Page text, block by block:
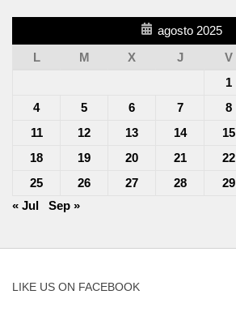
agosto 2025
L
M X J V
1
4
5 6 7 8
11
12 13 14 15
18
19 20 21 22
25
26 27 28 29
« Jul
Sep »
LIKE US ON FACEBOOK